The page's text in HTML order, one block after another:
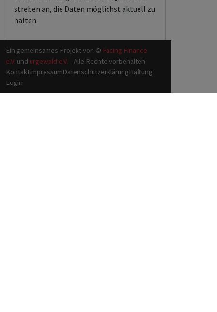
streben an, die Daten möglichst aktuell zu
halten.
Ein gemeinsames Projekt von © Facing Finance
e.V. und urgewald e.V. - Alle Rechte vorbehalten
KontaktImpressumDatenschutzerklärungHaftung
Login